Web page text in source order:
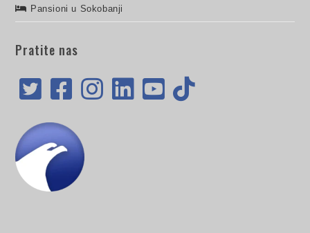
Pansioni u Sokobanji
Pratite nas